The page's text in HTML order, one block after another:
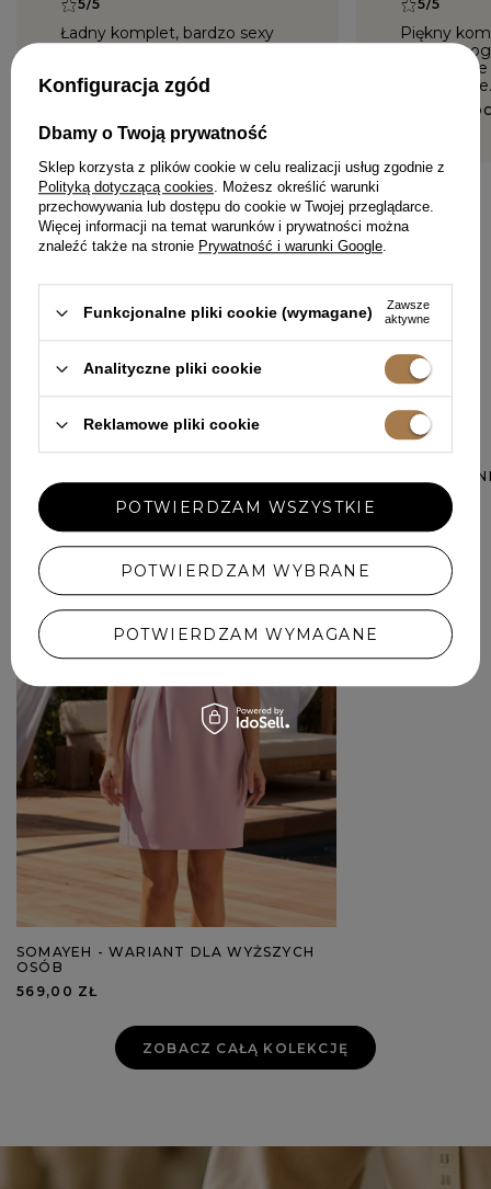
5/5
Ładny komplet, bardzo sexy
5/5
Piękny
bluzka
dłuzsza,
KINGA,
DODAJ SWOJĄ OPINIĘ
W PODOBNYM KOLORZE
SOMAYEH - WARIANT DLA WYŻSZYCH
OSÓB
569,00 ZŁ
GLENN -
569,00 ZŁ
ZOBACZ CAŁĄ KOLEKCJĘ
Konfiguracja zgód
Dbamy o Twoją prywatność
Sklep korzysta z plików cookie w celu realizacji usług zgodnie z
Polityką dotyczącą cookies. Możesz określić warunki
przechowywania lub dostępu do cookie w Twojej przeglądarce.
Więcej informacji na temat warunków i prywatności można
znaleźć także na stronie Prywatność i warunki Google.
Funkcjonalne pliki cookie (wymagane)
Zawsze
aktywne
Analityczne pliki cookie
Reklamowe pliki cookie
POTWIERDZAM WYBRANE
POTWIERDZAM WYMAGANE
POTWIERDZAM WSZYSTKIE